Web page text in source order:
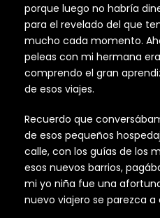
porque luego no habría
para el revelado del que
mucho cada momento.
peleas con mi hermana
comprendo el gran
de esos viajes.
Recuerdo que
de esos pequeños
calle, con los guías de los
esos nuevos barrios,
mi yo niña fue una
nuevo viajero se parezca a